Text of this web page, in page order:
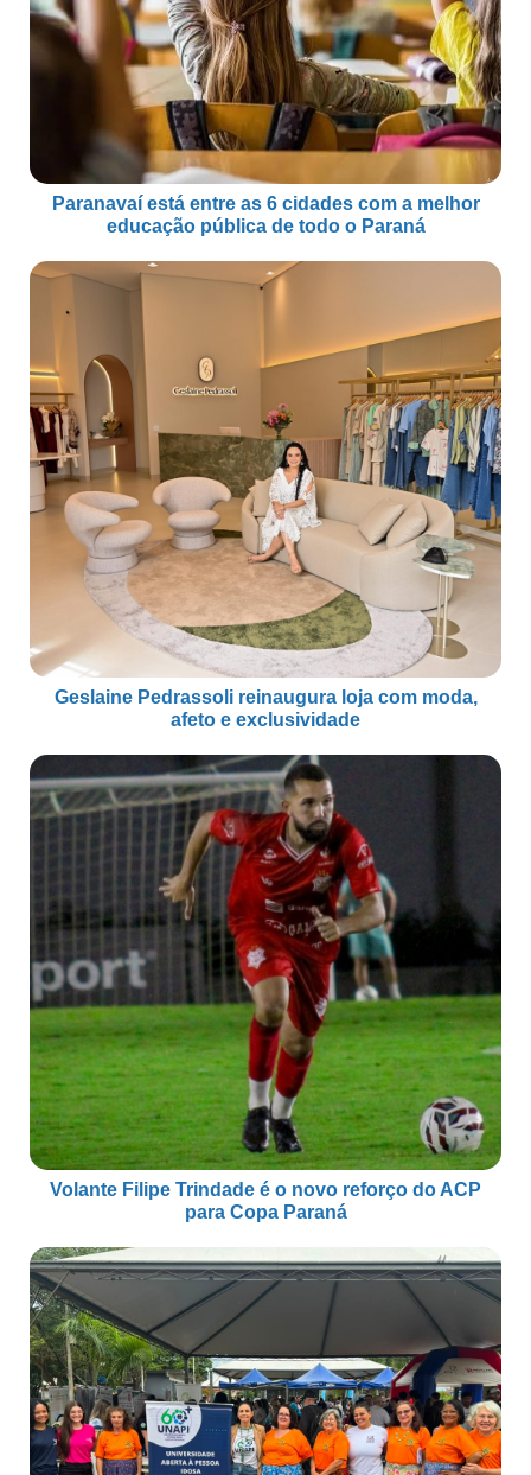
Paranavaí está entre as 6 cidades com a melhor
educação pública de todo o Paraná
Geslaine Pedrassoli reinaugura loja com moda,
afeto e exclusividade
Volante Filipe Trindade é o novo reforço do ACP
para Copa Paraná